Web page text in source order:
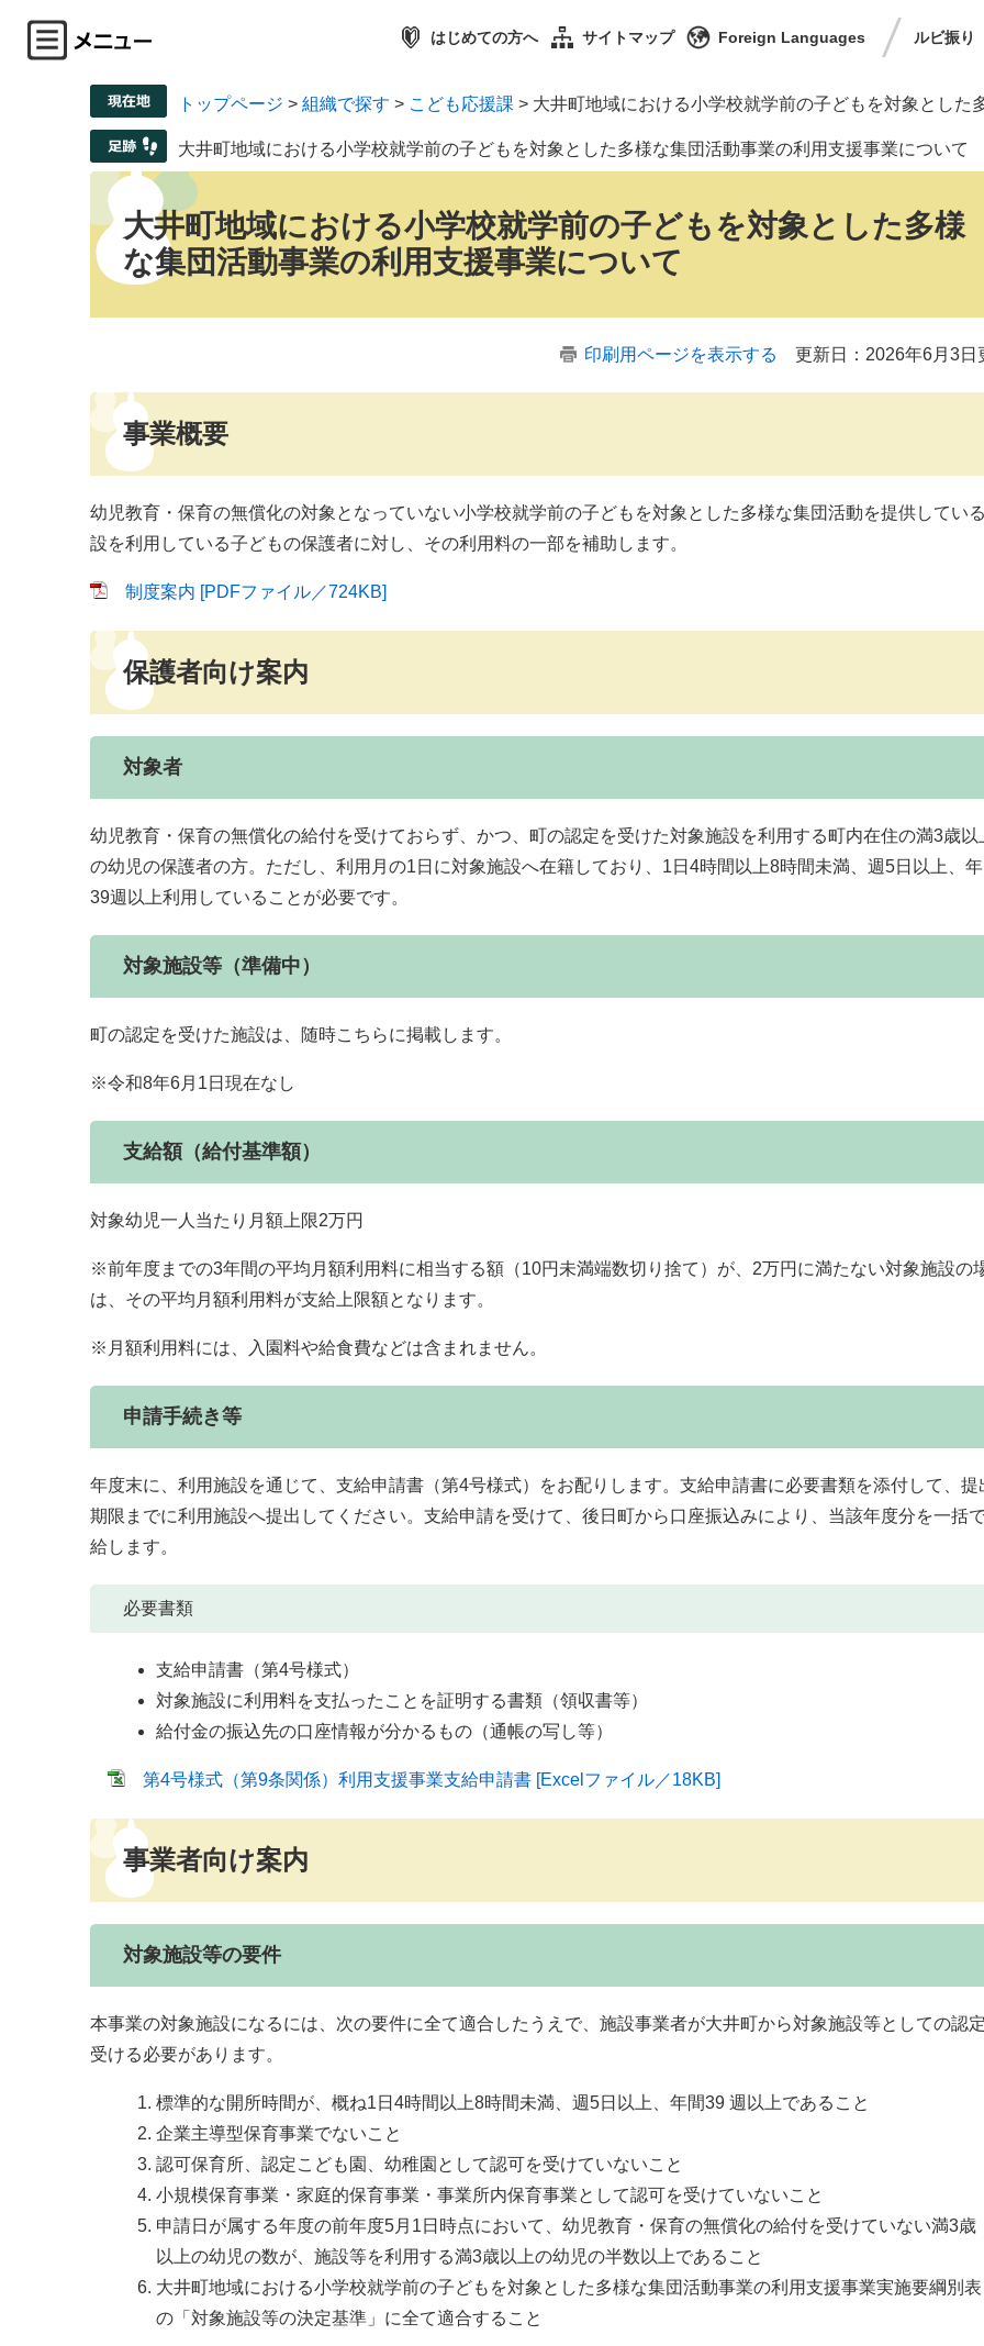
はじめての方へ サイトマップ Foreign Languages ルビ振り
トップページ > 組織で探す > こども応援課 > 大井町地域における小学校就学前の子どもを対象とした
大井町地域における小学校就学前の子どもを対象とした多様な集団活動事業の利用支援事業について
大井町地域における小学校就学前の子どもを対象とした多様
な集団活動事業の利用支援事業について
印刷用ページを表示する 更新日：2026年6月3日
事業概要
幼児教育・保育の無償化の対象となっていない小学校就学前の子どもを対象とした多様な集団活動を提供してい
設を利用している子どもの保護者に対し、その利用料の一部を補助します。
制度案内 [PDFファイル／724KB]
保護者向け案内
対象者
幼児教育・保育の無償化の給付を受けておらず、かつ、町の認定を受けた対象施設を利用する町内在住の満3歳以
の幼児の保護者の方。ただし、利用月の1日に対象施設へ在籍しており、1日4時間以上8時間未満、週5日以上、
39週以上利用していることが必要です。
対象施設等（準備中）
町の認定を受けた施設は、随時こちらに掲載します。
※令和8年6月1日現在なし
支給額（給付基準額）
対象幼児一人当たり月額上限2万円
※前年度までの3年間の平均月額利用料に相当する額（10円未満端数切り捨て）が、2万円に満たない対象施設の
は、その平均月額利用料が支給上限額となります。
※月額利用料には、入園料や給食費などは含まれません。
申請手続き等
年度末に、利用施設を通じて、支給申請書（第4号様式）をお配りします。支給申請書に必要書類を添付して、提
期限までに利用施設へ提出してください。支給申請を受けて、後日町から口座振込みにより、当該年度分を一括
給します。
必要書類
支給申請書（第4号様式）
対象施設に利用料を支払ったことを証明する書類（領収書等）
給付金の振込先の口座情報が分かるもの（通帳の写し等）
第4号様式（第9条関係）利用支援事業支給申請書 [Excelファイル／18KB]
事業者向け案内
対象施設等の要件
本事業の対象施設になるには、次の要件に全て適合したうえで、施設事業者が大井町から対象施設等としての認
受ける必要があります。
標準的な開所時間が、概ね1日4時間以上8時間未満、週5日以上、年間39 週以上であること
企業主導型保育事業でないこと
認可保育所、認定こども園、幼稚園として認可を受けていないこと
小規模保育事業・家庭的保育事業・事業所内保育事業として認可を受けていないこと
申請日が属する年度の前年度5月1日時点において、幼児教育・保育の無償化の給付を受けていない満3歳
以上の幼児の数が、施設等を利用する満3歳以上の幼児の半数以上であること
大井町地域における小学校就学前の子どもを対象とした多様な集団活動事業の利用支援事業実施要綱別表
の「対象施設等の決定基準」に全て適合すること